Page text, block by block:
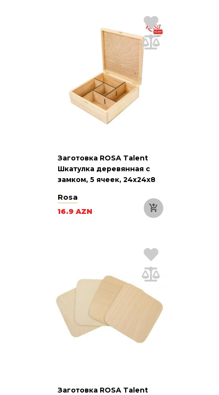
Заготовка ROSA Talent
Шкатулка деревянная с
замком, 5 ячеек, 24х24х8
Rosa
16.9 AZN
Заготовка ROSA Talent